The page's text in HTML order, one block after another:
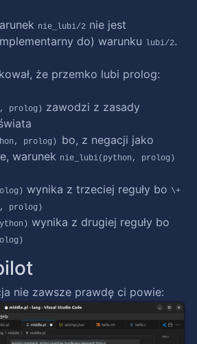
nie_lubi/2 nie jest
do) warunku
lubi/2.
że przemko lubi prolog:
prolog) zawodzi z zasady
prolog) bo, z negacji jako
warunek nie_lubi(python, prolog)
wynika z trzeciej reguły bo \+
prolog)
wynika z drugiej reguły bo
nie zawsze prawdę ci powie: